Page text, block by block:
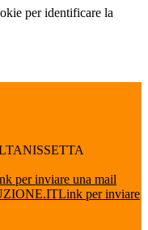
per identificare la
per inviare una mail
Link per inviare